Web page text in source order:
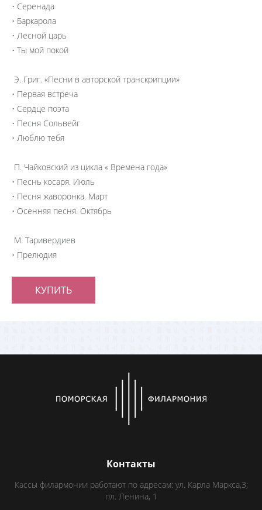
• Серенада
• Баркарола
• Лесной царь
• Ты мой покой
Э. Григ. «Песни в авторской транскрипции»
• Первая встреча
• Сердце поэта
• Песня Сольвейг
• Люблю тебя
П. Чайковский из цикла « Времена года»
• Песнь косаря. Июль
• Песня жаворонка. Март
• Осенняя песня. Октябрь
М. Таривердиев
• Прелюдия
КУПИТЬ
Контакты
Кассы филармонии работают по адресам: ул. Карла Маркса,3;
пл. Ленина, 1